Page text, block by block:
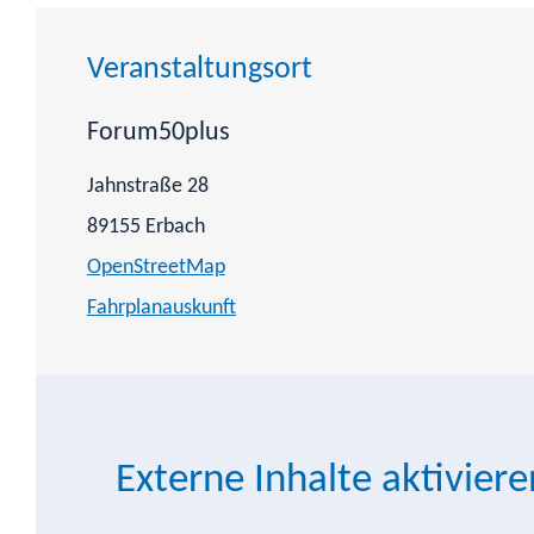
Veranstaltungsort
Forum50plus
Jahnstraße 28
89155 Erbach
OpenStreetMap
Fahrplanauskunft
Externe Inhalte